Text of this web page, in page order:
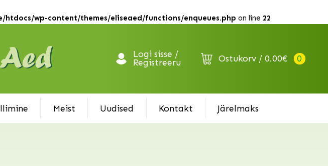
htdocs/wp-content/themes/eliseaed/functions/enqueues.php on line 22
Logi sisse /
Registreeru Ostukorv 0.00€ 0
Meist Uudised Kontakt Järelmaks